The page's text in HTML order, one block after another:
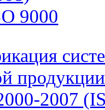
9000
2007